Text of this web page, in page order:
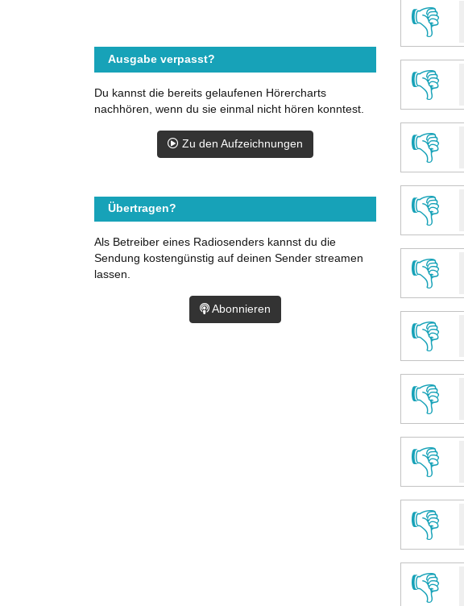
👎
👎
👎
👎
👎
👎
👎
👎
👎
👎
Ausgabe verpasst?
Du kannst die bereits gelaufenen Hörercharts
nachhören, wenn du sie einmal nicht hören konntest.
Zu den Aufzeichnungen
Übertragen?
Als Betreiber eines Radiosenders kannst du die
Sendung kostengünstig auf deinen Sender streamen
lassen.
Abonnieren